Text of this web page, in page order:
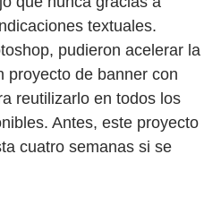
textuales.
pudieron acelerar la
proyecto de banner con
reutilizarlo en todos los
Antes, este proyecto
cuatro semanas si se